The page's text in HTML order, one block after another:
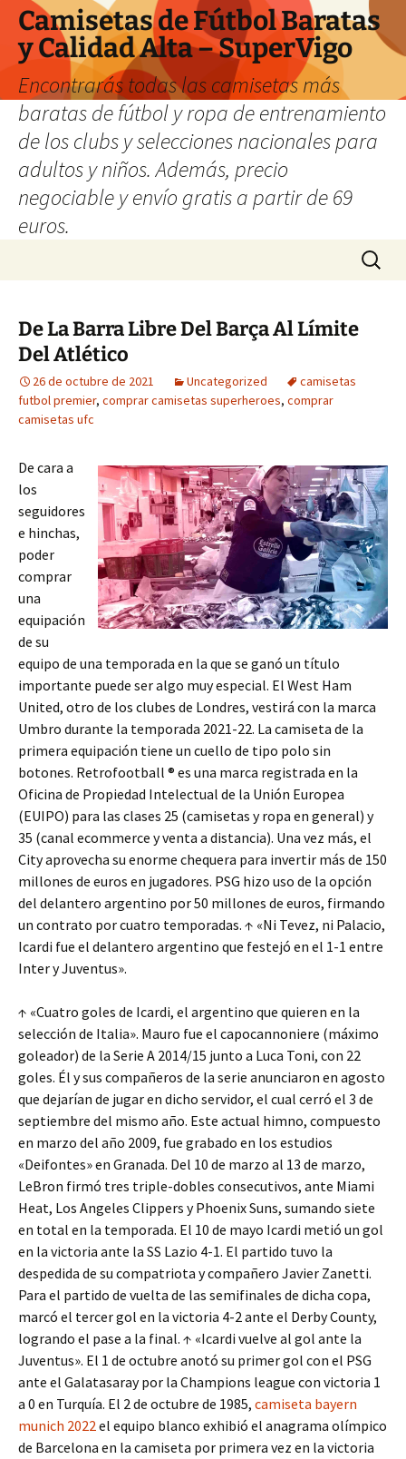
Camisetas de Fútbol Baratas
y Calidad Alta – SuperVigo
Encontrarás todas las camisetas más
baratas de fútbol y ropa de entrenamiento
de los clubs y selecciones nacionales para
adultos y niños. Además, precio
negociable y envío gratis a partir de 69
euros.
Buscar:
De La Barra Libre Del Barça Al Límite
Del Atlético
26 de octubre de 2021 Uncategorized
camisetas
futbol premier, comprar camisetas superheroes, comprar
camisetas ufc
De cara a
los
seguidores
e hinchas,
poder
comprar
una
equipación
de su
equipo de una temporada en la que se ganó un título
importante puede ser algo muy especial. El West Ham
United, otro de los clubes de Londres, vestirá con la marca
Umbro durante la temporada 2021-22. La camiseta de la
primera equipación tiene un cuello de tipo polo sin
botones. Retrofootball ® es una marca registrada en la
Oficina de Propiedad Intelectual de la Unión Europea
(EUIPO) para las clases 25 (camisetas y ropa en general) y
35 (canal ecommerce y venta a distancia). Una vez más, el
City aprovecha su enorme chequera para invertir más de 150
millones de euros en jugadores. PSG hizo uso de la opción
del delantero argentino por 50 millones de euros, firmando
un contrato por cuatro temporadas. ↑ «Ni Tevez, ni Palacio,
Icardi fue el delantero argentino que festejó en el 1-1 entre
Inter y Juventus».
↑ «Cuatro goles de Icardi, el argentino que quieren en la
selección de Italia». Mauro fue el capocannoniere (máximo
goleador) de la Serie A 2014/15 junto a Luca Toni, con 22
goles. Él y sus compañeros de la serie anunciaron en agosto
que dejarían de jugar en dicho servidor, el cual cerró el 3 de
septiembre del mismo año. Este actual himno, compuesto
en marzo del año 2009, fue grabado en los estudios
«Deifontes» en Granada. Del 10 de marzo al 13 de marzo,
LeBron firmó tres triple-dobles consecutivos, ante Miami
Heat, Los Angeles Clippers y Phoenix Suns, sumando siete
en total en la temporada. El 10 de mayo Icardi metió un gol
en la victoria ante la SS Lazio 4-1. El partido tuvo la
despedida de su compatriota y compañero Javier Zanetti.
Para el partido de vuelta de las semifinales de dicha copa,
marcó el tercer gol en la victoria 4-2 ante el Derby County,
logrando el pase a la final. ↑ «Icardi vuelve al gol ante la
Juventus». El 1 de octubre anotó su primer gol con el PSG
ante el Galatasaray por la Champions league con victoria 1
a 0 en Turquía. El 2 de octubre de 1985, camiseta bayern
munich 2022el equipo blanco exhibió el anagrama olímpico
de Barcelona en la camiseta por primera vez en la victoria